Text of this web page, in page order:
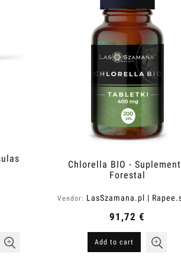
Chlorella BIO -
Forestal
Vendor: LasSzamana.pl |
91,72 €
Add to cart